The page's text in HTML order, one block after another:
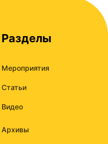
Разделы
Мероприятия
Статьи
Видео
Архивы